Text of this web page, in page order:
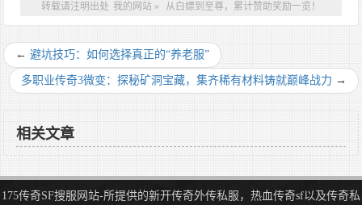
转载请注明出处 我的网站 » 从白嫖到至尊，累计赞助奖励一览！
←避坑技巧：如何选择真正的“养老服”
多职业传奇3微变：探秘矿洞宝藏，集齐稀有材料铸就巅峰战力 →
相关文章
175传奇SF搜服网站-所提供的新开传奇外传私服，热血传奇sf以及传奇私